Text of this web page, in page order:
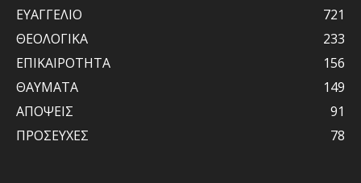
ΕΥΑΓΓΕΛΙΟ
721
ΘΕΟΛΟΓΙΚΑ
233
ΕΠΙΚΑΙΡΟΤΗΤΑ
156
ΘΑΥΜΑΤΑ
149
ΑΠΟΨΕΙΣ
91
ΠΡΟΣΕΥΧΕΣ
78